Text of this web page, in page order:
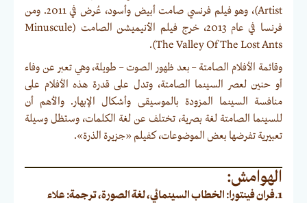
Artist)، وهو فيلم فرنسي صامت أبيض وأسود، عُرض في 2011. ومن
فرنسا في عام 2013، خرج فيلم الأنيميشن الصامت (Minuscule
The Valley Of The Lost Ants).
وقائمة الأفلام الصامتة – بعد ظهور الصوت – طويلة، وهي تعبر عن وفاء
أو حنين لعصر السينما الصامتة، وتدل على قدرة هذه الأفلام على
منافسة السينما المزودة بالموسيقى وأشكال الإبهار. والأهم أن
للسينما الصامتة لغة بصرية، تختلف عن لغة الكلمات، وستظل وسيلة
تعبيرية تفرضها بعض الموضوعات، كفيلم «جزيرة الذرة».
الهوامش:
1.فران فينتورا: الخطاب السينمائي، لغة الصورة، ترجمة: علاء